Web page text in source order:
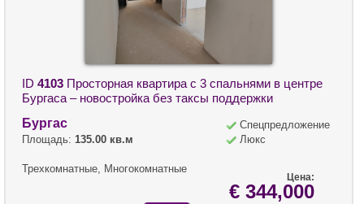
ID 4103 Просторная квартира с 3 спальнями в центре
Бургаса – новостройка без таксы поддержки
Бургас
Площадь: 135.00 кв.м
Трехкомнатные, Многокомнатные
Спецпредложение
Люкс
Цена:
€ 344,000